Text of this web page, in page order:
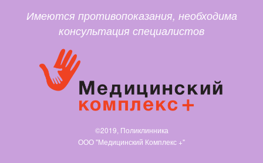
Имеются противопоказания, необходима
консультация специалистов
©2019, Поликлинника
ООО "Медицинский Комплекс +"